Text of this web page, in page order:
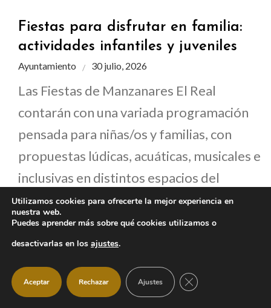
Fiestas para disfrutar en familia:
actividades infantiles y juveniles
Ayuntamiento 30 julio, 2026
Las Fiestas de Manzanares El Real
contarán con una variada programación
pensada para niñas/os y familias, con
propuestas lúdicas, acuáticas, musicales e
inclusivas en distintos espacios del
municipio durante cuatro días
consecutivos.
Utilizamos cookies para ofrecerte la mejor experiencia en
nuestra web.
Puedes aprender más sobre qué cookies utilizamos o
desactivarlas en los ajustes.
Aceptar Rechazar Ajustes CERRAR EL